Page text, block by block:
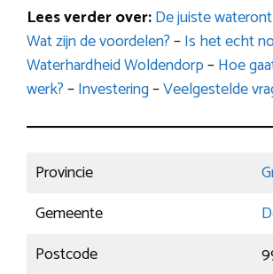
Lees verder over:De juiste
Wat zijn de voordelen?–Is het echt
Waterhardheid Woldendorp–Hoe
werk?–Investering–Veelgestelde
Provincie
Gemeente
Postcode